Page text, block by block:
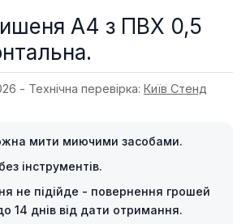
А4 з ПВХ 0,5
- Технічна перевірка: Київ Стенд
мити миючими засобами.
інструментів.
не підійде - повернення грошей
14 днів від дати отримання.